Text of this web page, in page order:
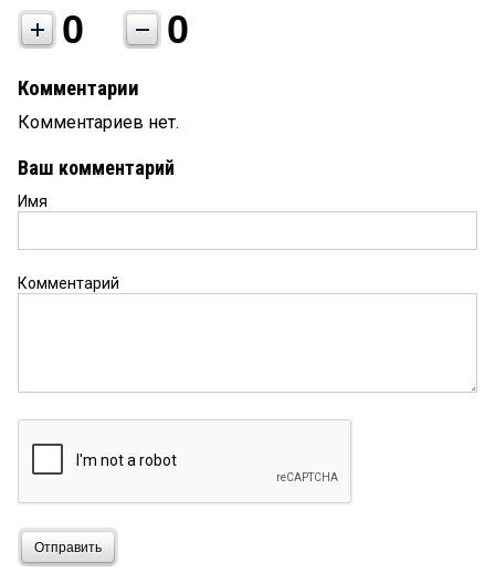
0 0
Комментарии
Комментариев нет.
Ваш комментарий
Имя
Комментарий
Отправить